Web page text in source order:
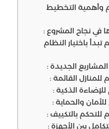
وأهمية التخطيط
في نجاح المشروع :
باختيار النظام
الجديدة :
القائمة :
الذكية :
والحماية :
بالتكييف :
بين الأجهزة :